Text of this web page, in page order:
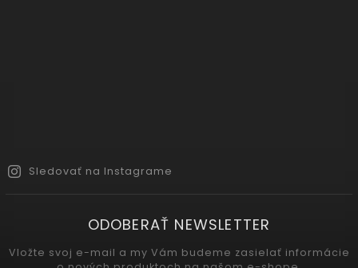
Sledovať na Instagrame
ODOBERAŤ NEWSLETTER
Vložte svoj e-mail a my Vám budeme zasielať informácie